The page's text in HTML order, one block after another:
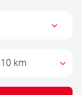
10 km